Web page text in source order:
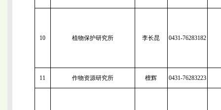
10 植物保护研究所 李长昆 0431-76283182
11 作物资源研究所 檀辉 0431-76283223